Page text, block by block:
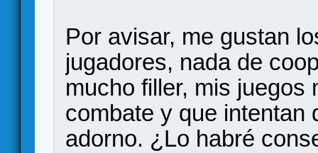
Por avisar, me gustan
jugadores, nada de
mucho filler, mis
combate y que intentan
adorno. ¿Lo habré